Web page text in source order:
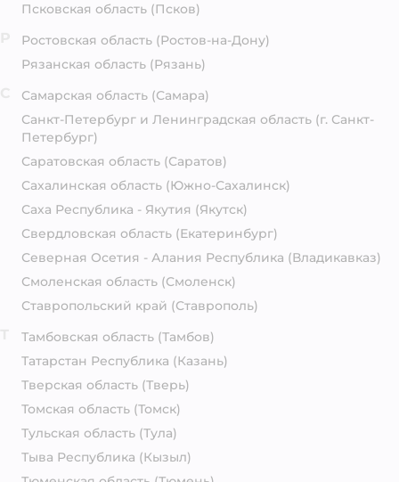
Псковская область (Псков)
Ростовская область (Ростов-на-Дону)
Рязанская область (Рязань)
Самарская область (Самара)
Санкт-Петербург и Ленинградская область (г. Санкт-
Петербург)
Саратовская область (Саратов)
Сахалинская область (Южно-Сахалинск)
Саха Республика - Якутия (Якутск)
Свердловская область (Екатеринбург)
Северная Осетия - Алания Республика (Владикавказ)
Смоленская область (Смоленск)
Ставропольский край (Ставрополь)
Тамбовская область (Тамбов)
Татарстан Республика (Казань)
Тверская область (Тверь)
Томская область (Томск)
Тульская область (Тула)
Тыва Республика (Кызыл)